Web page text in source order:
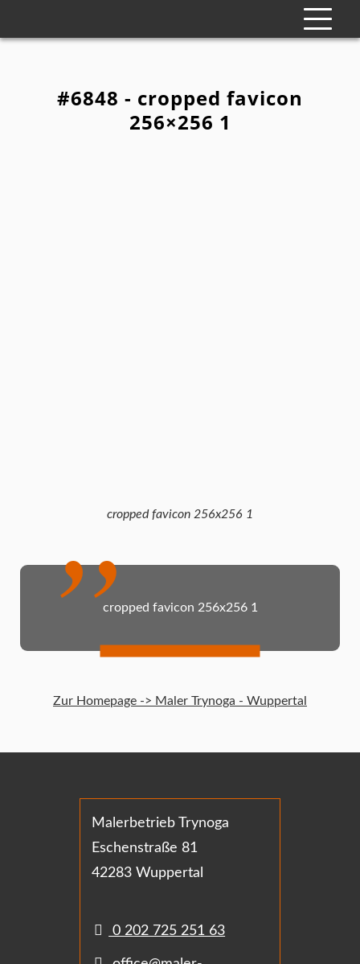
#6848 - cropped favicon
256×256 1
cropped favicon 256x256 1
cropped favicon 256x256 1
Zur Homepage -> Maler Trynoga - Wuppertal
Malerbetrieb Trynoga
Eschenstraße 81
42283 Wuppertal
0 202 725 251 63